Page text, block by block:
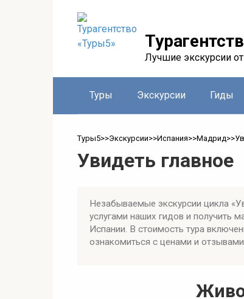
Лучшие экскурсии от
Туры Экскурсии Гиды
Туры5>>Экскурсии>>Испания>>Мадрид>>
Увидеть главное
Незабываемые экскурсии цикла
услугами наших гидов и получить
Испании. В стоимость тура
ознакомиться с ценами и